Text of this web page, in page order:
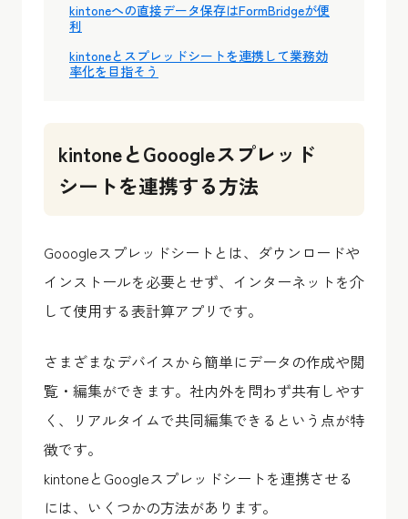
kintoneへの直接データ保存はFormBridgeが便
利
kintoneとスプレッドシートを連携して業務効
率化を目指そう
kintoneとGooogleスプレッド
シートを連携する方法
Gooogleスプレッドシートとは、ダウンロードや
インストールを必要とせず、インターネットを介
して使用する表計算アプリです。
さまざまなデバイスから簡単にデータの作成や閲
覧・編集ができます。社内外を問わず共有しやす
く、リアルタイムで共同編集できるという点が特
徴です。
kintoneとGoogleスプレッドシートを連携させる
には、いくつかの方法があります。